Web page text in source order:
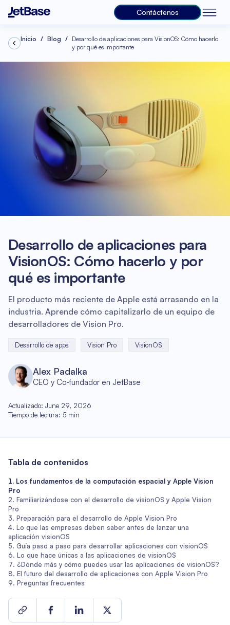
Contáctenos
Inicio Blog
Desarrollo de aplicaciones para VisionOS: Cómo hacerlo
y por qué es importante
Desarrollo de aplicaciones para
VisionOS: Cómo hacerlo y por
qué es importante
El producto más reciente de Apple está arrasando en la
industria. Aprende cómo capitalizarlo de un equipo de
desarrolladores de Vision Pro.
Desarrollo de apps Vision Pro VisionOS
Alex Padalka
CEO y Co-fundador en JetBase
Actualizado: June 29, 2026
Tiempo de lectura: 5 min
Tabla de contenidos
Los fundamentos de la computación espacial y Apple Vision
Pro
Familiarizándose con el desarrollo de visionOS y Apple Vision
Pro
Preparación para el desarrollo de Apple Vision Pro
Lo que las empresas deben saber antes de lanzar una
aplicación visionOS
Guía paso a paso para desarrollar aplicaciones con visionOS
Lo que hace únicas a las aplicaciones de visionOS
¿Dónde más y cómo puedes usar las aplicaciones de visionOS?
El futuro del desarrollo de aplicaciones con Apple Vision Pro
Preguntas frecuentes